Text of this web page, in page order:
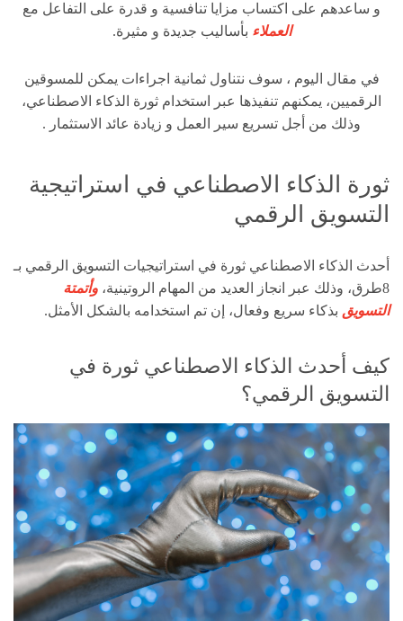
و ساعدهم على اكتساب مزايا تنافسية و قدرة على التفاعل مع
العملاء بأساليب جديدة و مثيرة.
في مقال اليوم ، سوف نتناول ثمانية اجراءات يمكن للمسوقين
الرقميين، يمكنهم تنفيذها عبر استخدام ثورة الذكاء الاصطناعي،
وذلك من أجل تسريع سير العمل و زيادة عائد الاستثمار .
ثورة الذكاء الاصطناعي في استراتيجية
التسويق الرقمي
أحدث الذكاء الاصطناعي ثورة في استراتيجيات التسويق الرقمي بـ
8طرق، وذلك عبر انجاز العديد من المهام الروتينية،
وأتمتة
التسويق بذكاء سريع وفعال، إن تم استخدامه بالشكل الأمثل.
كيف أحدث الذكاء الاصطناعي ثورة في
التسويق الرقمي؟